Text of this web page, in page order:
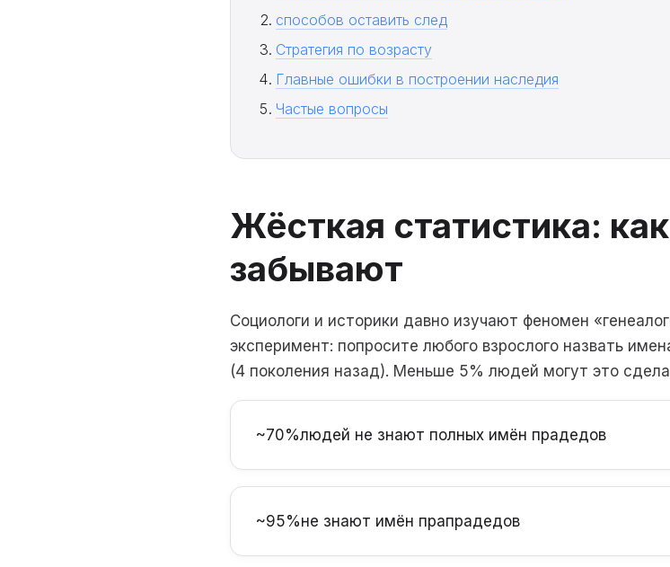
способов оставить след
Стратегия по возрасту
Главные ошибки в построении наследия
Частые вопросы
Жёсткая статистика:
забывают
Социологи и историки давно изучают феномен
эксперимент: попросите любого взрослого назвать
(4 поколения назад). Меньше 5% людей могут это
~70%людей не знают полных имён прадедов
~95%не знают имён прапрадедов